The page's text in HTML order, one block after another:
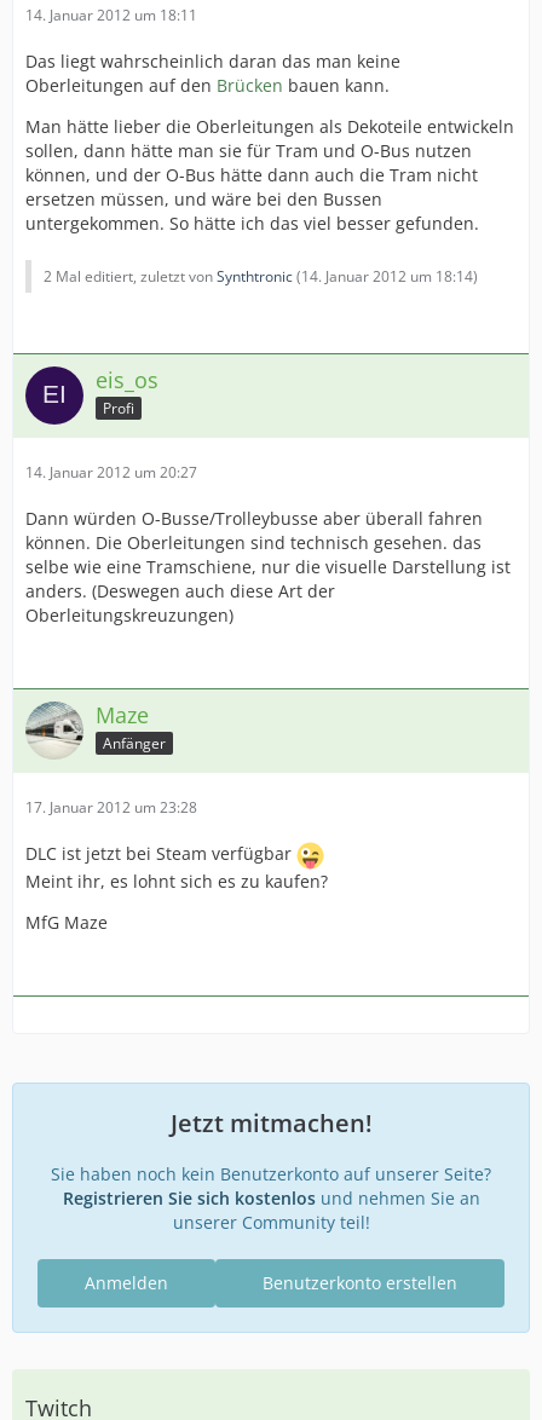
14. Januar 2012 um 18:11
Das liegt wahrscheinlich daran das man keine
Oberleitungen auf den Brücken bauen kann.
Man hätte lieber die Oberleitungen als Dekoteile entwickeln
sollen, dann hätte man sie für Tram und O-Bus nutzen
können, und der O-Bus hätte dann auch die Tram nicht
ersetzen müssen, und wäre bei den Bussen
untergekommen. So hätte ich das viel besser gefunden.
2 Mal editiert, zuletzt vonSynthtronic(14. Januar 2012 um 18:14)
eis_os
Profi
14. Januar 2012 um 20:27
Dann würden O-Busse/Trolleybusse aber überall fahren
können. Die Oberleitungen sind technisch gesehen. das
selbe wie eine Tramschiene, nur die visuelle Darstellung ist
anders. (Deswegen auch diese Art der
Oberleitungskreuzungen)
Maze
Anfänger
17. Januar 2012 um 23:28
DLC ist jetzt bei Steam verfügbar
Meint ihr, es lohnt sich es zu kaufen?
MfG Maze
Jetzt mitmachen!
Sie haben noch kein Benutzerkonto auf unserer Seite?
Registrieren Sie sich kostenlosund nehmen Sie an
unserer Community teil!
Benutzerkonto erstellen
Anmelden
Twitch